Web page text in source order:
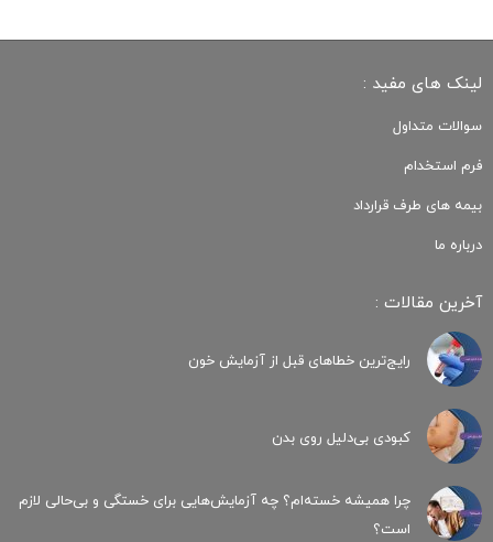
لینک های مفید :
سوالات متداول
فرم استخدام
بیمه های طرف قرارداد
درباره ما
آخرین مقالات :
رایج‌ترین خطاهای قبل از آزمایش خون
کبودی‌ بی‌دلیل روی بدن
چرا همیشه خسته‌ام؟ چه آزمایش‌هایی برای خستگی و بی‌حالی لازم
است؟